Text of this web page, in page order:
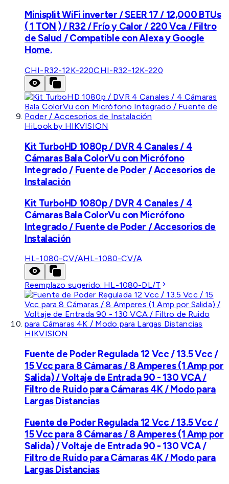
Minisplit WiFi inverter / SEER 17 / 12,000 BTUs
( 1 TON ) / R32 / Frío y Calor / 220 Vca / Filtro
de Salud / Compatible con Alexa y Google
Home.
CHI-R32-12K-220CHI-R32-12K-220
HiLook by HIKVISION
Kit TurboHD 1080p / DVR 4 Canales / 4
Cámaras Bala ColorVu con Micrófono
Integrado / Fuente de Poder / Accesorios de
Instalación
Kit TurboHD 1080p / DVR 4 Canales / 4
Cámaras Bala ColorVu con Micrófono
Integrado / Fuente de Poder / Accesorios de
Instalación
HL-1080-CV/AHL-1080-CV/A
Reemplazo sugerido: HL-1080-DL/T
HIKVISION
Fuente de Poder Regulada 12 Vcc / 13.5 Vcc /
15 Vcc para 8 Cámaras / 8 Amperes (1 Amp por
Salida) / Voltaje de Entrada 90 - 130 VCA /
Filtro de Ruido para Cámaras 4K / Modo para
Largas Distancias
Fuente de Poder Regulada 12 Vcc / 13.5 Vcc /
15 Vcc para 8 Cámaras / 8 Amperes (1 Amp por
Salida) / Voltaje de Entrada 90 - 130 VCA /
Filtro de Ruido para Cámaras 4K / Modo para
Largas Distancias